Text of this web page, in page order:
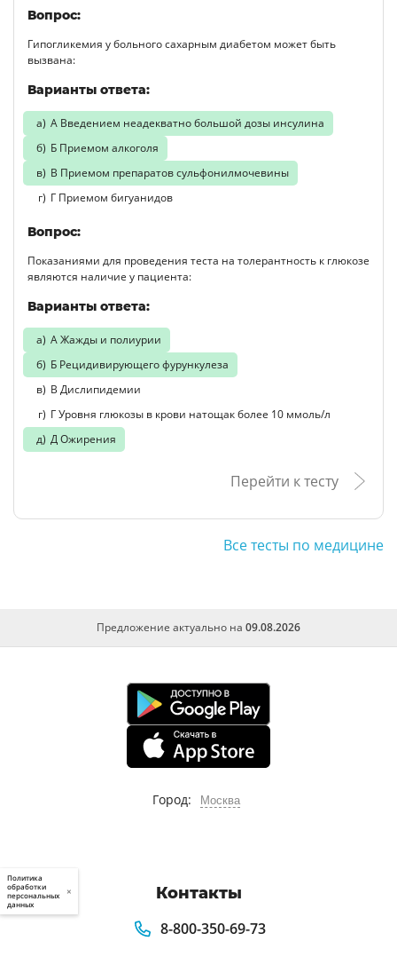
Вопрос:
Гипогликемия у больного сахарным диабетом может быть
вызвана:
Варианты ответа:
А Введением неадекватно большой дозы инсулина
Б Приемом алкоголя
В Приемом препаратов сульфонилмочевины
Г Приемом бигуанидов
Вопрос:
Показаниями для проведения теста на толерантность к глюкозе
являются наличие у пациента:
Варианты ответа:
А Жажды и полиурии
Б Рецидивирующего фурункулеза
В Дислипидемии
Г Уровня глюкозы в крови натощак более 10 ммоль/л
Д Ожирения
Перейти к тесту
Все тесты по медицине
Предложение актуально на 09.08.2026
Город: Москва
Контакты
8-800-350-69-73
Политика
обработки
персональных
данных
×